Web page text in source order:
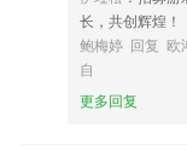
长，共创辉煌！
鲍梅婷 回复 欧
自
更多回复